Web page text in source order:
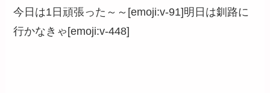
今日は1日頑張った～～[emoji:v-91]明日は釧路に
行かなきゃ[emoji:v-448]